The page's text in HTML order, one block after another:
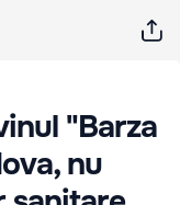
"Barza
nu